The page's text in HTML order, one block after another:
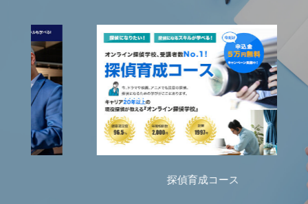
探偵育成コース